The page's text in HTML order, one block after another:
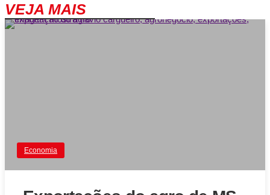
VEJA MAIS
Economia